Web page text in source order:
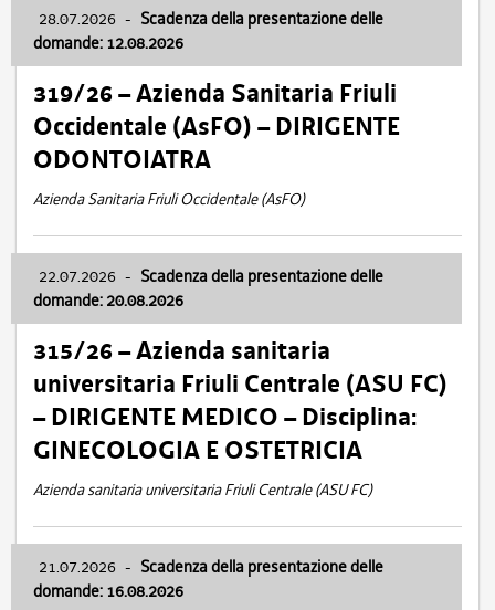
28.07.2026 - Scadenza della presentazione delle
domande: 12.08.2026
319/26 – Azienda Sanitaria Friuli
Occidentale (AsFO) – DIRIGENTE
ODONTOIATRA
Azienda Sanitaria Friuli Occidentale (AsFO)
22.07.2026 - Scadenza della presentazione delle
domande: 20.08.2026
315/26 – Azienda sanitaria
universitaria Friuli Centrale (ASU FC)
– DIRIGENTE MEDICO – Disciplina:
GINECOLOGIA E OSTETRICIA
Azienda sanitaria universitaria Friuli Centrale (ASU FC)
21.07.2026 - Scadenza della presentazione delle
domande: 16.08.2026